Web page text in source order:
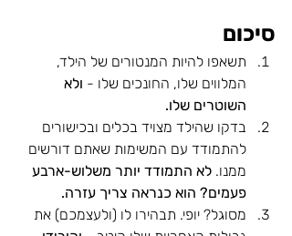
סיכום
תשאפו להיות המנטורים של הילד,
המלווים שלו, החונכים שלו - ולא
השוטרים שלו.
בדקו שהילד מצויד בכלים ובכישורים
להתמודד עם המשימות שאתם דורשים
ממנו. לא התמודד יותר משלוש-ארבע
פעמים? הוא כנראה צריך עזרה.
מסוגל? יופי. תבהירו לו (ולעצמכם) את